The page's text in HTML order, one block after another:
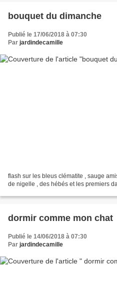
bouquet du dimanche
Publié le 17/06/2018 à 07:30
Par jardindecamille
flash sur les bleus clématite , sauge
de nigelle , des hébés et les premiers
dormir comme mon chat
Publié le 14/06/2018 à 07:30
Par jardindecamille